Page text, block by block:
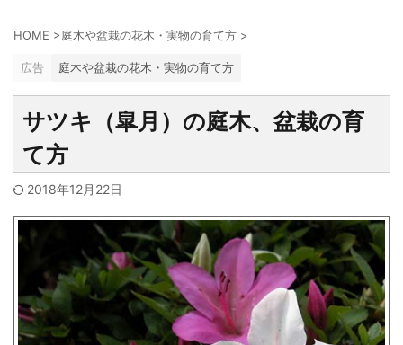
HOME >庭木や盆栽の花木・実物の育て方 >
広告 庭木や盆栽の花木・実物の育て方
サツキ（皐月）の庭木、盆栽の育
て方
2018年12月22日